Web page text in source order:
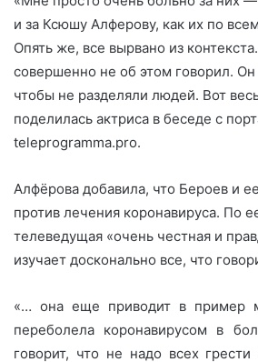
и за Ксюшу Алферову, как их по
Опять же, все вырвано из
совершенно не об этом говорил.
чтобы не разделяли людей. Вот
поделилась актриса в беседе с
teleprogramma.pro.
Алфёрова добавила, что Бероев и
против лечения коронавируса. По
телеведущая «очень честная и
изучает досконально все, что
«… она еще приводит в пример
переболела коронавирусом в
говорит, что не надо всех